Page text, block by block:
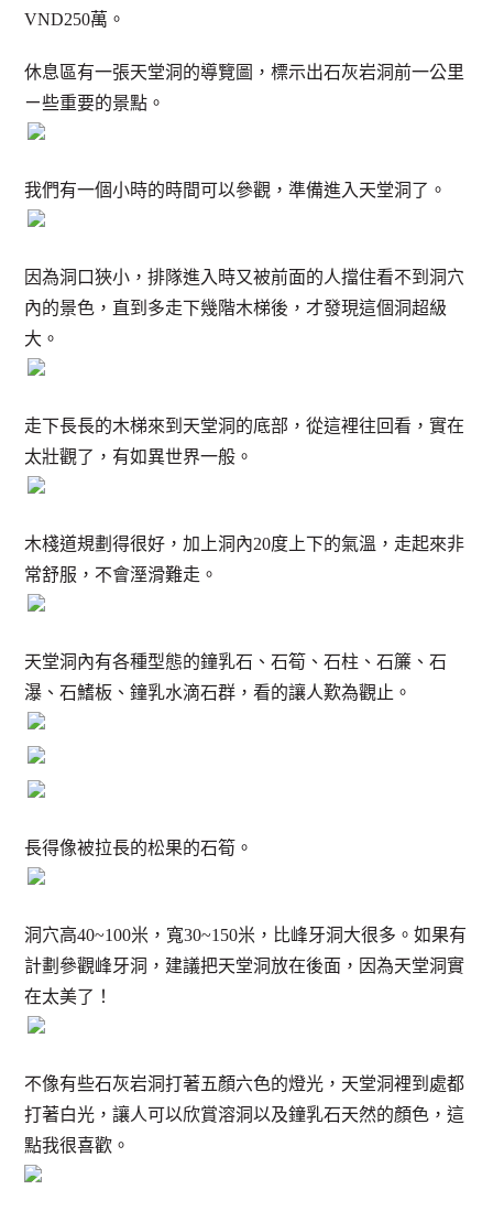
VND250萬。
休息區有一張天堂洞的導覽圖，標示出石灰岩洞前一公里
ㄧ些重要的景點。
我們有一個小時的時間可以參觀，準備進入天堂洞了。
因為洞口狹小，排隊進入時又被前面的人擋住看不到洞穴
內的景色，直到多走下幾階木梯後，才發現這個洞超級
大。
走下長長的木梯來到天堂洞的底部，從這裡往回看，實在
太壯觀了，有如異世界一般。
木棧道規劃得很好，加上洞內20度上下的氣溫，走起來非
常舒服，不會溼滑難走。
天堂洞內有各種型態的鐘乳石、石筍、石柱、石簾、石
瀑、石鰭板、鐘乳水滴石群，看的讓人歎為觀止。
長得像被拉長的松果的石筍。
洞穴高40~100米，寬30~150米，比峰牙洞大很多。如果有
計劃參觀峰牙洞，建議把天堂洞放在後面，因為天堂洞實
在太美了！
不像有些石灰岩洞打著五顏六色的燈光，天堂洞裡到處都
打著白光，讓人可以欣賞溶洞以及鐘乳石天然的顏色，這
點我很喜歡。